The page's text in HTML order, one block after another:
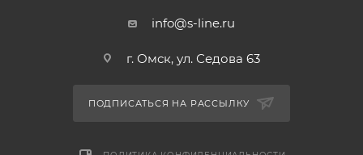
info@s-line.ru
г. Омск, ул. Седова 63
ПОДПИСАТЬСЯ НА РАССЫЛКУ